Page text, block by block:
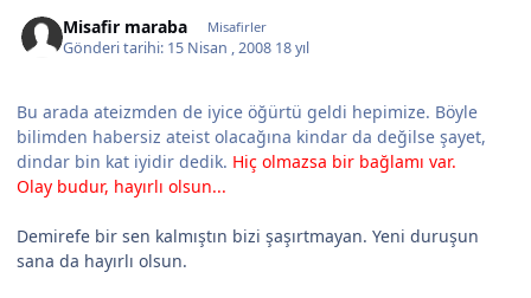
Misafir maraba Misafirler
Gönderi tarihi: 15 Nisan , 2008 18 yıl
Bu arada ateizmden de iyice öğürtü geldi hepimize. Böyle
bilimden habersiz ateist olacağına kindar da değilse şayet,
dindar bin kat iyidir dedik. Hiç olmazsa bir bağlamı var.
Olay budur, hayırlı olsun...
Demirefe bir sen kalmıştın bizi şaşırtmayan. Yeni duruşun
sana da hayırlı olsun.